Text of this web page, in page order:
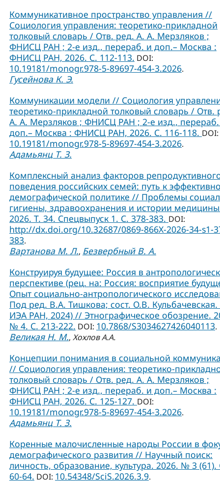
Коммуникативное пространство управления //
Социология управления: теоретико-прикладной
толковый словарь / Отв. ред. А. А. Мерзляков ;
ФНИСЦ РАН ; 2-е изд., перераб. и доп.– Москва :
ФНИСЦ РАН, 2026. С. 112-113. DOI:
10.19181/monogr.978-5-89697-454-3.2026.
Гусейнова К. Э.
Коммуникации модели // Социология
теоретико-прикладной толковый словарь / Отв.
А. А. Мерзляков ; ФНИСЦ РАН ; 2-е изд.,
доп.– Москва : ФНИСЦ РАН, 2026. С. 116-118. DOI:
10.19181/monogr.978-5-89697-454-3.2026.
Адамьянц Т. З.
Комплексный анализ факторов
поведения российских семей: путь к
демографической политике // Проблемы
гигиены, здравоохранения и истории
2026. Т. 34. Спецвыпуск 1. С. 378-383. DOI:
http://dx.doi.org/10.32687/0869-866X-2026-34-s1-
383.
Вартанова М. Л., Безвербный В. А.
Конструируя будущее: Россия в
перспективе (рец. на: Россия: восприятие
Опыт социально-антропологического
Под ред. В.А. Тишкова; сост. О.В.
ИЭА РАН, 2024) // Этнографическое обозрение.
№ 4. С. 213-222. DOI: 10.7868/S3034627426040113.
Великая Н. М., Хохлов А.А.
Концепции понимания в социальной
// Социология управления: теоретико-
толковый словарь / Отв. ред. А. А. Мерзляков ;
ФНИСЦ РАН ; 2-е изд., перераб. и доп.– Москва :
ФНИСЦ РАН, 2026. С. 125-127. DOI:
10.19181/monogr.978-5-89697-454-3.2026.
Адамьянц Т. З.
Коренные малочисленные народы России в
демографического развития // Научный поиск:
личность, образование, культура. 2026. № 3 (61).
60-64. DOI: 10.54348/SciS.2026.3.9.